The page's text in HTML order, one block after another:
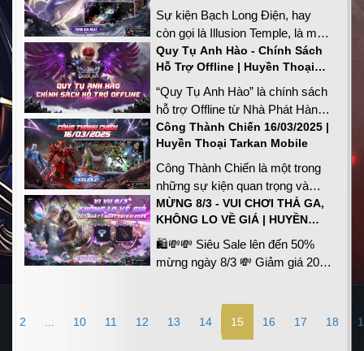
tuyệt vời để các bạn khẳng định
kỹ năng và may mắn của mình
trong thế giới Huyền Thoại
Tarkan.
Sự kiện Bạch Long Điện, hay
còn gọi là Illusion Temple, là một
hoạt động PvP đặc sắc trong MU
Online, nơi người chơi chia thành
hai đội để tranh giành Long Châu
và đạt điểm số cao nhất.
Quy Tụ Anh Hào - Chính Sách
Hỗ Trợ Offline | Huyền Thoại
“Quy Tụ Anh Hào” là chính sách
hỗ trợ Offline từ Nhà Phát Hành
Tepaylink và Game Studio
GrowX. Đây là cơ hội quý báu để
quý Mutizen khắp lục địa Tarkan
có cơ hội gặp gỡ, giao lưu và
học hỏi những kinh nghiệm quý
báu từ bằng hữu.
Công Thành Chiến 16/03/2025 |
Huyền Thoại Tarkan Mobile
Công Thành Chiến là một trong
những sự kiện quan trọng và
kịch tính nhất trong MU: Huyền
Thoại Tarkan Mobile. Đây là nơi
mà các guild mạnh nhất tranh
đấu để giành quyền kiểm soát
to lớn cho Guild chiến thắng.
MỪNG 8/3 - VUI CHƠI THẢ GA,
KHÔNG LO VỀ GIÁ | HUYỀN
THOẠI TARKAN MU
🛍💸💸 Siêu Sale lên đến 50%
mừng ngày 8/3 💸 Giảm giá 20%
30% các vật phẩm CashShop 💸
Giảm giá 50% tẩy Master 💸
2 10 11 12 13 14 15 16 17 18